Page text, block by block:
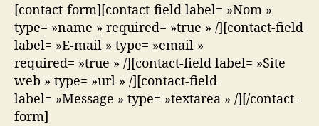
[contact-form][contact-field label= »Nom »
type= »name » required= »true » /][contact-field
label= »E-mail » type= »email »
required= »true » /][contact-field label= »Site
web » type= »url » /][contact-field
label= »Message » type= »textarea » /][/contact-
form]